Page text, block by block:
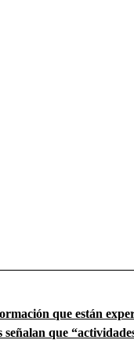
que están
señalan que